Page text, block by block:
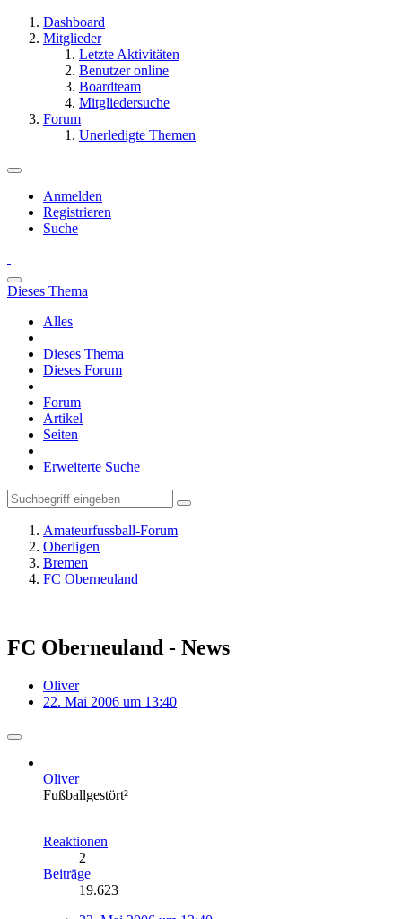
Dashboard
Mitglieder
Letzte Aktivitäten
Benutzer online
Boardteam
Mitgliedersuche
Forum
Unerledigte Themen
Anmelden
Registrieren
Suche
Dieses Thema
Alles
Dieses Thema
Dieses Forum
Forum
Artikel
Seiten
Erweiterte Suche
Amateurfussball-Forum
Oberligen
Bremen
FC Oberneuland
FC Oberneuland - News
Oliver
22. Mai 2006 um 13:40
Oliver
Fußballgestört²
Reaktionen
2
Beiträge
19.623